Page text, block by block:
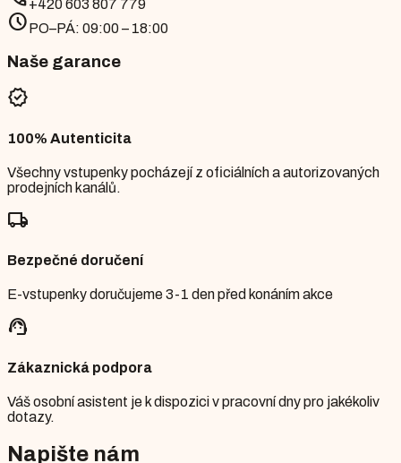
+420 603 807 779
schedulePO–PÁ: 09:00 – 18:00
Naše garance
verified
100% Autenticita
Všechny vstupenky pocházejí z oficiálních a autorizovaných
prodejních kanálů.
local_shipping
Bezpečné doručení
E-vstupenky doručujeme 3-1 den před konáním akce
support_agent
Zákaznická podpora
Váš osobní asistent je k dispozici v pracovní dny pro jakékoliv
dotazy.
Napište nám